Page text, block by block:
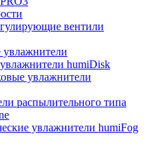
вентили
увлажнители
humiDisk
увлажнители
распылительного типа
увлажнители humiFog